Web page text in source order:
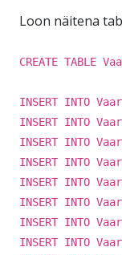
Loon näitena
CREATE TABLE
INSERT INTO
INSERT INTO
INSERT INTO
INSERT INTO
INSERT INTO
INSERT INTO
INSERT INTO
INSERT INTO